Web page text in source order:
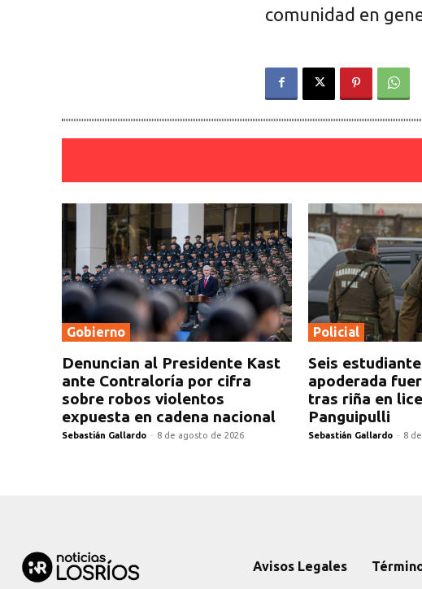
comunidad en
Gobierno
Denuncian al Presidente Kast
ante Contraloría por cifra
sobre robos violentos
expuesta en cadena nacional
Sebastián Gallardo - 8 de agosto de 2026
Policial
Seis
apoderada
tras riña en
Panguipulli
Sebastián Gallardo - 8
Avisos Legales